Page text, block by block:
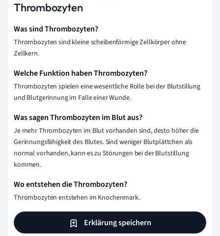
Thrombozyten
Was sind Thrombozyten?
Thrombozyten sind kleine scheibenförmige Zellkörper ohne
Zellkern.
Welche Funktion haben Thrombozyten?
Thrombozyten spielen eine wesentliche Rolle bei der Blutstillung
und Blutgerinnung im Falle einer Wunde.
Was sagen Thrombozyten im Blut aus?
Je mehr Thrombozyten im Blut vorhanden sind, desto höher die
Gerinnungsfähigkeit des Blutes. Sind weniger Blutplättchen als
normal vorhanden, kann es zu Störungen bei der Blutstillung
kommen.
Wo entstehen die Thrombozyten?
Thrombozyten entstehen im Knochenmark.
Erklärung speichern